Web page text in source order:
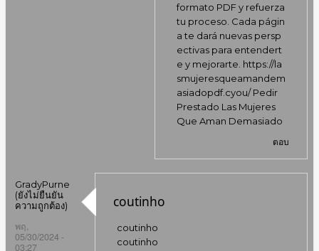
formato PDF y refuerza
tu proceso. Cada págin
a te dará nuevas persp
ectivas para entendert
e y mejorarte. https://la
smujeresqueamandem
asiadopdf.cyou/Pedir
Prestado Las Mujeres
Que Aman Demasiado
ตอบ
GradyPurne
(ยังไม่ยืนยัน
ความถูกต้อง)
พฤ,
05/30/2024 -
03:27
coutinho
coutinho
coutinho